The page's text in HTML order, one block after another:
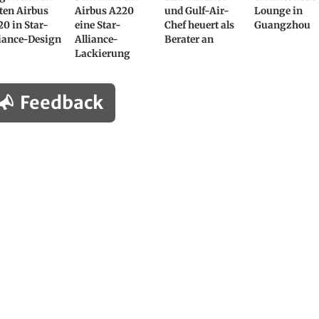
Airbus
in Star-
Design
Airbus A220
eine Star-
Alliance-
Lackierung
und Gulf-Air-
Chef heuert als
Berater an
Lounge in
Guangzhou
Feedback